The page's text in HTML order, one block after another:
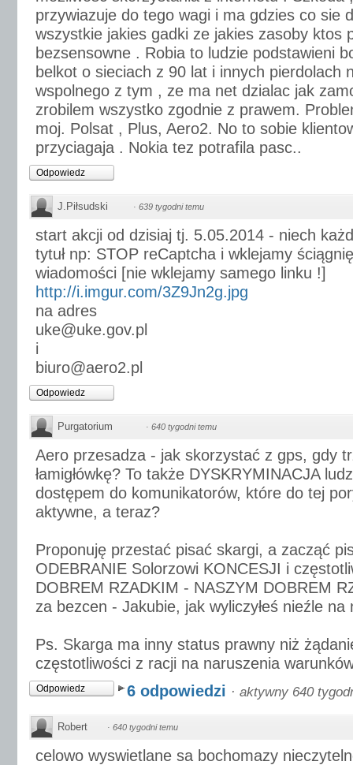
przywiazuje do tego wagi i ma gdzies co sie
wszystkie jakies gadki ze jakies zasoby ktos
bezsensowne . Robia to ludzie podstawieni
belkot o sieciach z 90 lat i innych pierdolach
wspolnego z tym , ze ma net dzialac jak
zrobilem wszystko zgodnie z prawem.
moj. Polsat , Plus, Aero2. No to sobie
przyciagaja . Nokia tez potrafila pasc..
Odpowiedz
J.Piłsudski · 639 tygodni temu
start akcji od dzisiaj tj. 5.05.2014 - niech
tytuł np: STOP reCaptcha i wklejamy
wiadomości [nie wklejamy samego linku !]
http://i.imgur.com/3Z9Jn2g.jpg
na adres
uke@uke.gov.pl
i
biuro@aero2.pl
Odpowiedz
Purgatorium · 640 tygodni temu
Aero przesadza - jak skorzystać z gps, gdy
łamigłówkę? To także DYSKRYMINACJA
dostępem do komunikatorów, które do tej
aktywne, a teraz?
Proponuję przestać pisać skargi, a zacząć
ODEBRANIE Solorzowi KONCESJI i
DOBREM RZADKIM - NASZYM DOBREM
za bezcen - Jakubie, jak wyliczyłeś nieźle na
Ps. Skarga ma inny status prawny niż
częstotliwości z racji na naruszenia
Odpowiedz 6 odpowiedzi · aktywny 640
Robert · 640 tygodni temu
celowo wyswietlane sa bochomazy